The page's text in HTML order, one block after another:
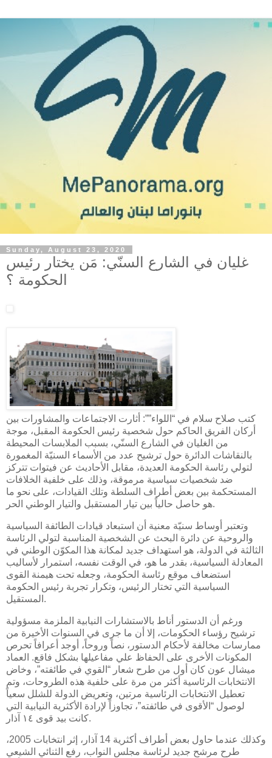
Sunday, August 23, 2020
غليان في الشارع السنّي: مَن يختار رئيس
الحكومة ؟
كتب صلاح سلام في “اللواء””: أثارت الاجتماعات والمشاورات بين
أركان الفريق الحاكم حول شخصية رئيس الحكومة المقبل، موجة
من الغليان في الشارع السنّي، بسبب الملابسات المحيطة
بالنقاشات الدائرة حول ترشيح عدد من الأسماء السنيّة المغمورة
لتولي رئاسة الحكومة العديدة، مقابل الأحاديث عن فيتوات تتركز
ضد شخصيات سياسية مرموقة، وذلك على خلفية الخلافات
المستحكمة بين بعض أطراف السلطة وتلك القيادات، على نحو ما
هو حاصل حالياً بين تيار المستقبل والتيار الوطني الحر.
وتعتبر أوساط سنيّة معنية أن استبعاد قيادات الطائفة السياسية
والروحية عن دائرة البحث عن الشخصية المناسبة لتولي الرئاسة
الثالثة في الدولة، هو استهداف جديد لمكانة هذا المكوّن الوطني في
المعادلة السياسية، بقدر ما هو، في الوقت نفسه، استمرار لأساليب
استضعاف موقع رئاسة الحكومة، وجعله تحت هيمنة القوى
السياسية التي تختار الرئيس، وتكرار تجربة رئيس الحكومة
المستقيل.
ورغم أن الدستور أناط بالاستشارات النيابية الملزمة مسؤولية
ترشيح رؤساء الحكومات، إلا أن ما جرى في السنوات الأخيرة من
ممارسات مخالفة لأحكام الدستور، نصاً وروحاً، أوجد أعرافاً تحرص
المكونات الأخرى على الحفاظ علي مفاعيلها بشكل فاقع. العماد
ميشال عون كان أول من طرح شعار “القوي في طائفته”، وخاض
الانتخابات الرئاسية أكثر من مرة على خلفية هذه الطروحات، وتم
تعطيل الانتخابات الرئاسية مرتين، وتعريض الدولة للشلل سعياً
لوصول “الأقوى في طائفته”، تجاوزاً لإرادة الأكثرية النيابية التي
كانت بيد قوى ١٤ آذار.
وكذلك عندما حاول بعض أطراف أكثرية 14 آذار، إثر انتخابات 2005،
طرح مرشح جديد لرئاسة مجلس النواب، رفع الثنائي الشيعي